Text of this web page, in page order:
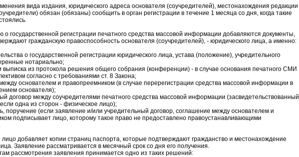
вида издания, юридического адреса основателя (соучредителей), местонахождения редакции
обязан (обязаны) сообщить в орган регистрации в течение 1 месяца со дня, когда такие
государственной регистрации печатного средства массовой информации добавляются документы,
гражданскую правоспособность основателя (соучредителей), - юридического лица, а именно:
о государственной регистрации юридического лица, устава (положение), учредительного
нотариально;
выписка из протокола решения общего собрания (конференции) - в случае основания печатного СМИ
согласно с требованиями ст. 8 Закона;
основателем и правопреемником (в случае перерегистрации средства массовой информации в
основателя);
договор между соучредителями печатного средства массовой информации (засвидетельствованный
одна из сторон - физическое лицо);
поручение (если заявление и/или учредительный договор, соглашение между основателем и
подписывает лицо, которому такое право не предоставлено правоустанавливающими
добавляет копии страниц паспорта, которые подтверждают гражданство и местонахождение
Заявление рассматривается в месячный срок со дня его получения.
рассмотрения заявления принимается одно из таких решений: